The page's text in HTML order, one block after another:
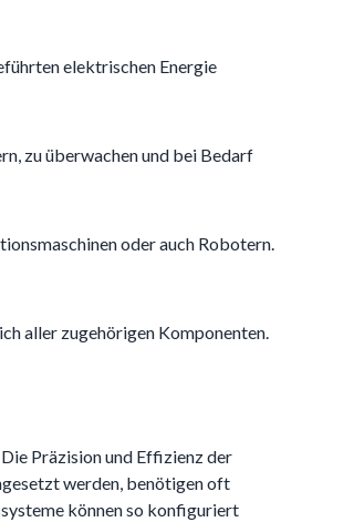
elektrischen Energie
zu überwachen und bei Bedarf
oder auch Robotern.
aller zugehörigen Komponenten.
Präzision und Effizienz der
werden, benötigen oft
können so konfiguriert